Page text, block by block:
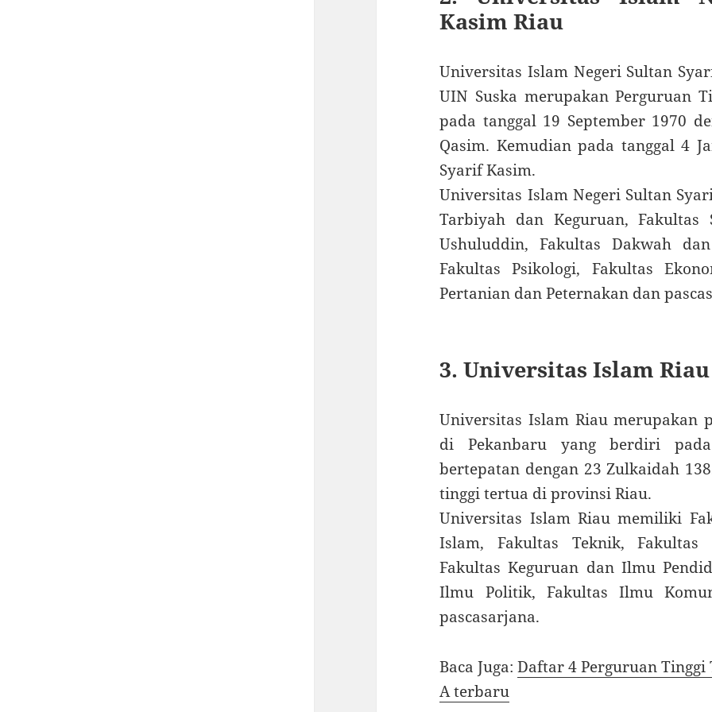
Kasim Riau
Universitas Islam Negeri Sultan
UIN Suska merupakan Perguruan
pada tanggal 19 September 1970
Qasim. Kemudian pada tanggal 4
Syarif Kasim.
Universitas Islam Negeri Sultan
Tarbiyah dan Keguruan,
Ushuluddin, Fakultas Dakwah
Fakultas Psikologi, Fakultas
Pertanian dan Peternakan dan
3. Universitas Islam Riau
Universitas Islam Riau merupakan
di Pekanbaru yang berdiri
bertepatan dengan 23 Zulkaidah
tinggi tertua di provinsi Riau.
Universitas Islam Riau memiliki
Islam, Fakultas Teknik, Fakultas
Fakultas Keguruan dan Ilmu
Ilmu Politik, Fakultas Ilmu
pascasarjana.
Baca Juga:Daftar 4 Perguruan
A terbaru